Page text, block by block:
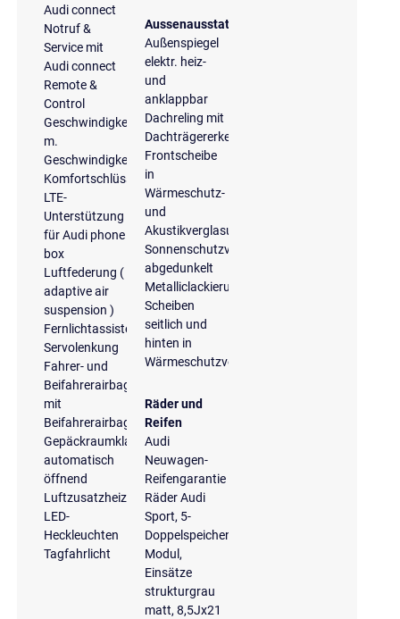
Audi connect
Notruf &
Service mit
Audi connect
Remote &
Control
Geschwindigkeitsregelanlage
m.
Geschwindigkeitsbegrenzer
Komfortschlüssel
LTE-
Unterstützung
für Audi phone
box
Luftfederung (
adaptive air
suspension )
Fernlichtassistent
Servolenkung
Fahrer- und
Beifahrerairbag
mit
Beifahrerairbagdeaktivierung
Gepäckraumklappe
automatisch
öffnend
Luftzusatzheizung
LED-
Heckleuchten
Tagfahrlicht
Aussenausstattung
Außenspiegel
elektr. heiz-
und
anklappbar
Dachreling mit
Dachträgererkennung
Frontscheibe
in
Wärmeschutz-
und
Akustikverglasung
Sonnenschutzverglasung
abgedunkelt
Metalliclackierung
Scheiben
seitlich und
hinten in
Wärmeschutzverglasung
Räder und
Reifen
Audi
Neuwagen-
Reifengarantie
Räder Audi
Sport, 5-
Doppelspeichen
Modul,
Einsätze
strukturgrau
matt, 8,5Jx21